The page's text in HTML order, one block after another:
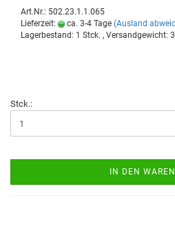
Art.Nr.: 502.23.1.1.065
Lieferzeit:
ca. 3-4 Tage (Ausland
Lagerbestand: 1 Stck. , Versandgewicht:
Stck.:
IN DEN